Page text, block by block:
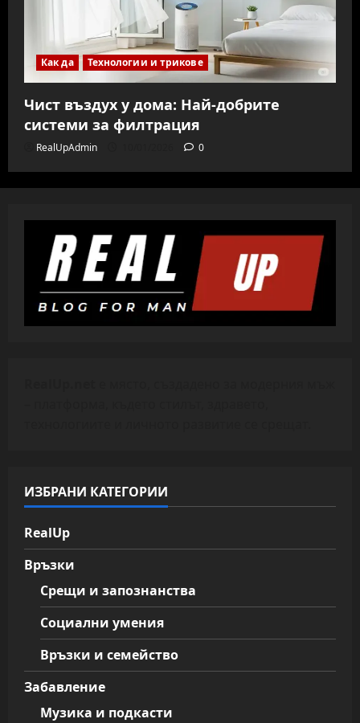
Как да Технологии и трикове
Чист въздух у дома: Най-добрите
системи за филтрация
RealUpAdmin 0
ИЗБРАНИ КАТЕГОРИИ
RealUp
Връзки
Срещи и запознанства
Социални умения
Връзки и семейство
Забавление
Музика и подкасти